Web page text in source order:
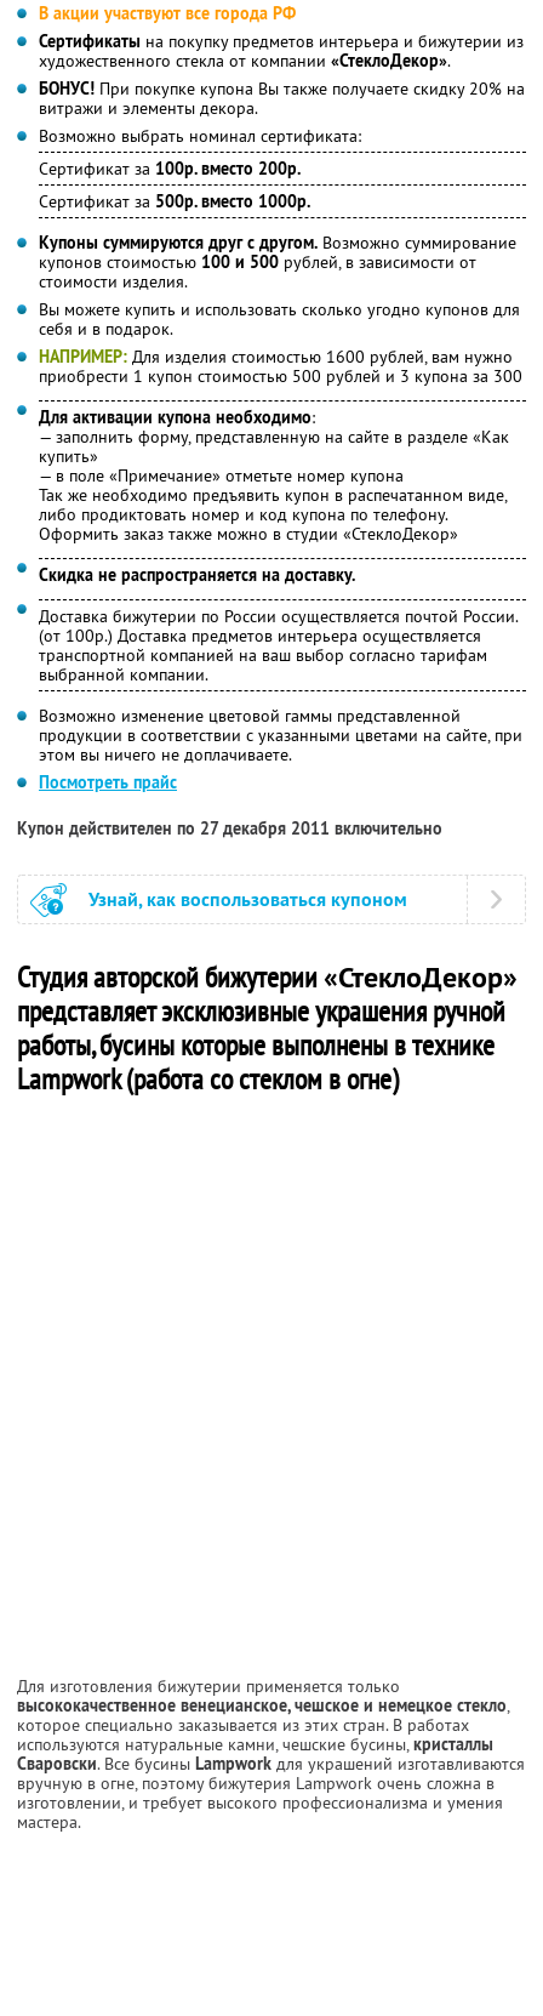
В акции участвуют все города РФ
Сертификаты на покупку предметов интерьера и бижутерии из
художественного стекла от компании «СтеклоДекор».
БОНУС! При покупке купона Вы также получаете скидку 20% на
витражи и элементы декора.
Возможно выбрать номинал сертификата:
Сертификат за 100р. вместо 200р.
Сертификат за 500р. вместо 1000р.
Купоны суммируются друг с другом. Возможно суммирование
купонов стоимостью 100 и 500 рублей, в зависимости от
стоимости изделия.
Вы можете купить и использовать сколько угодно купонов для
себя и в подарок.
НАПРИМЕР: Для изделия стоимостью 1600 рублей, вам нужно
приобрести 1 купон стоимостью 500 рублей и 3 купона за 300
Для активации купона необходимо:
— заполнить форму, представленную на сайте в разделе «Как
купить»
— в поле «Примечание» отметьте номер купона
Так же необходимо предъявить купон в распечатанном виде,
либо продиктовать номер и код купона по телефону.
Оформить заказ также можно в студии «СтеклоДекор»
Скидка не распространяется на доставку.
Доставка бижутерии по России осуществляется почтой России.
(от 100р.) Доставка предметов интерьера осуществляется
транспортной компанией на ваш выбор согласно тарифам
выбранной компании.
Возможно изменение цветовой гаммы представленной
продукции в соответствии с указанными цветами на сайте, при
этом вы ничего не доплачиваете.
Посмотреть прайс
Купон действителен по 27 декабря 2011 включительно
Узнай, как воспользоваться купоном
Студия авторской бижутерии«СтеклоДекор»
представляет эксклюзивные украшения ручной
работы, бусины которые выполнены в технике
Lampwork (работа со стеклом в огне)
Для изготовления бижутерии применяется только
высококачественное венецианское, чешское и немецкое стекло,
которое специально заказывается из этих стран. В работах
используются натуральные камни, чешские бусины,кристаллы
Сваровски. Все бусины Lampwork для украшений изготавливаются
вручную в огне, поэтому бижутерия Lampwork очень сложна в
изготовлении, и требует высокого профессионализма и умения
мастера.